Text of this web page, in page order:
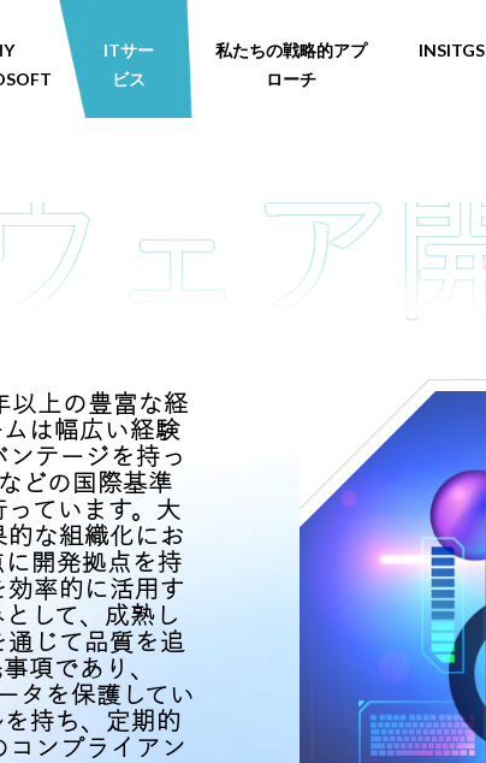
ITサー
ビス
私たちの戦略的アプ
ローチ
INSITGS
以上の豊富な経
は幅広い経験
テージを持っ
どの国際基準
ています。大
な組織化にお
開発拠点を持
効率的に活用す
して、成熟し
じて品質を追
項であり、
タを保護してい
持ち、定期的
コンプライアン